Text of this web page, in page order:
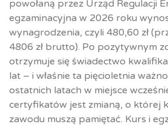
powołaną przez Urząd Regulacji
egzaminacyjna w 2026 roku
wynagrodzenia, czyli 480,60 zł
4806 zł brutto). Po pozytywnym
otrzymuje się świadectwo
lat – i właśnie ta pięcioletnia
ostatnich latach w miejsce
certyfikatów jest zmianą, o której
zawodu muszą pamiętać. Kurs i